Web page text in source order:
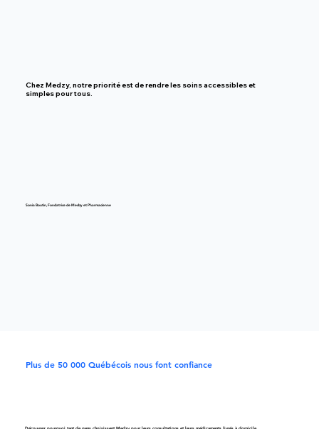
Sonia Boutin, Fondatrice de Medzy et Pharmacienne
Chez Medzy, notre priorité est de rendreles soins accessibles et
simples pour tous.
Plus de 50 000 Québécois nous font confiance